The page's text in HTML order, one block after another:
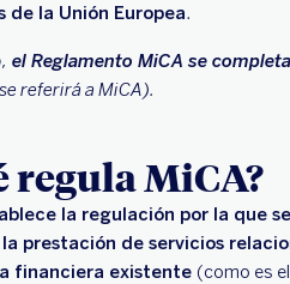
de la Unión Europea.
el Reglamento MiCA se
referirá a MiCA).
regula MiCA?
la regulación por la que
prestación de servicios
financiera existente (como es